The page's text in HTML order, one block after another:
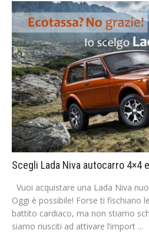
Scegli Lada Niva autocarro 4×4
Vuoi acquistare una Lada Niva
Oggi è possibile! Forse ti fischiano
battito cardiaco, ma non stiamo
siamo riusciti ad attivare l’import ...